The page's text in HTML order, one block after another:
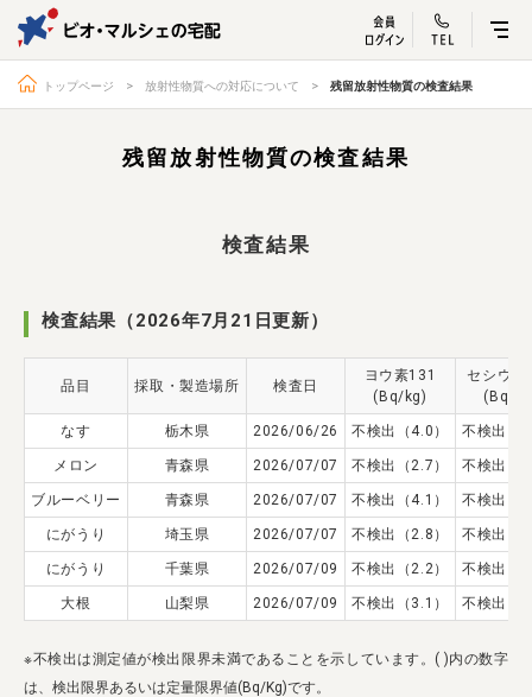
ビオ・マルシェ
宅配サービス紹介 有機野菜のお試しセッ
宅配サービスについて
よくある質問
お届け情報 生産者・製造者
取扱店 ビオママクラブ
お問い合わせ 放射性物質への対応
会社概要 採用情報
業務用卸 SDGsへの取り組み
トップページ 放射性物質への対応について 残留放射性物質の検査結果
残留放射性物質の検査結果
検査結果
検査結果（2026年7月21日更新）
品目 採取・製造場所 検査日
ヨウ素131
(Bq/kg)
セシウム
(Bq/
なす 栃木県 2026/06/26 不検出（4.0） 不検出（
メロン 青森県 2026/07/07 不検出（2.7） 不検出（
ブルーベリー 青森県 2026/07/07 不検出（4.1） 不検出（
にがうり 埼玉県 2026/07/07 不検出（2.8） 不検出（
にがうり 千葉県 2026/07/09 不検出（2.2） 不検出（
大根 山梨県 2026/07/09 不検出（3.1） 不検出（
※不検出は測定値が検出限界未満であることを示しています。( )内の数字
は、検出限界あるいは定量限界値(Bq/Kg)です。